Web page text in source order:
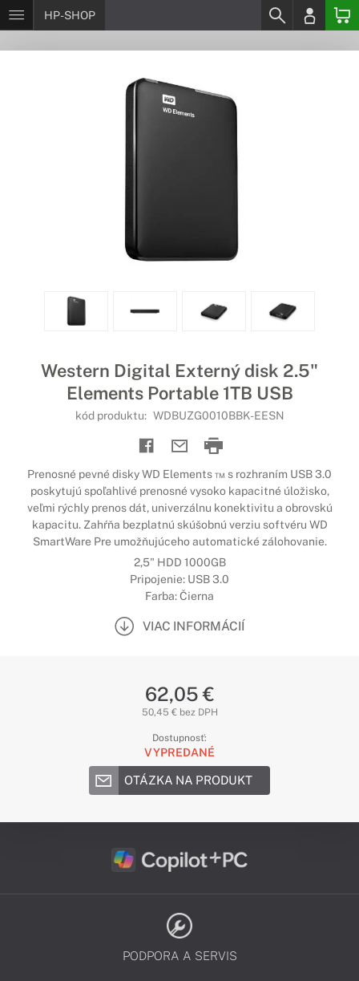
HP-SHOP
Western Digital Externý disk 2.5"
Elements Portable 1TB USB
kód produktu: WDBUZG0010BBK-EESN
Prenosné pevné disky WD Elements ™ s rozhraním USB 3.0
poskytujú spoľahlivé prenosné vysoko kapacitné úložisko,
veľmi rýchly prenos dát, univerzálnu konektivitu a obrovskú
kapacitu. Zahŕňa bezplatnú skúšobnú verziu softvéru WD
SmartWare Pre umožňujúceho automatické zálohovanie.
2,5" HDD 1000GB
Pripojenie: USB 3.0
Farba: Čierna
VIAC INFORMÁCIÍ
62,05 €
50,45 € bez DPH
Dostupnosť:
VYPREDANÉ
OTÁZKA NA PRODUKT
PODPORA A SERVIS